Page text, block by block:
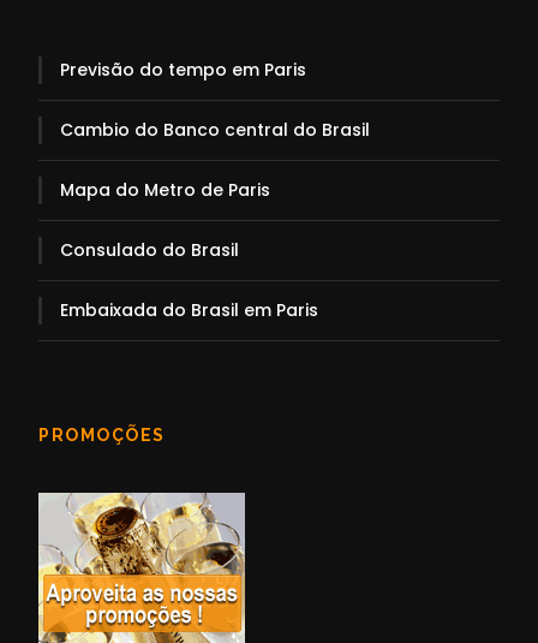
Previsão do tempo em Paris
Cambio do Banco central do Brasil
Mapa do Metro de Paris
Consulado do Brasil
Embaixada do Brasil em Paris
PROMOÇÕES